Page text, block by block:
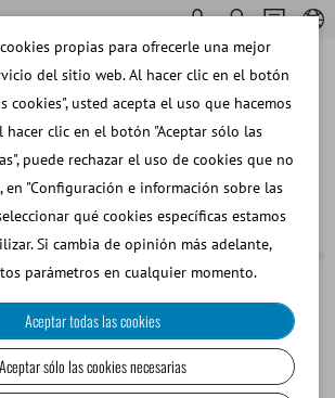
Punta de pipeta 0,1 - 1 ml
propias para ofrecerle una mejor
del sitio web. Al hacer clic en el botón
cookies", usted acepta el uso que hacemos
hacer clic en el botón "Aceptar sólo las
puede rechazar el uso de cookies que no
en "Configuración e información sobre las
qué cookies específicas estamos
Si cambia de opinión más adelante,
parámetros en cualquier momento.
Aceptar todas las cookies
Aceptar sólo las cookies necesarias